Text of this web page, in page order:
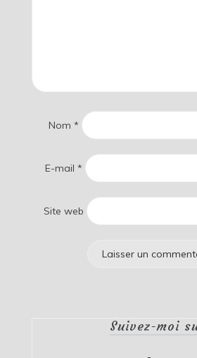
Nom *
E-mail *
Site web
Suivez-moi